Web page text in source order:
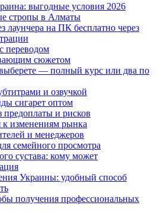
выгодные условия 2026
стропы в Алматы
лаунчера на ПК бесплатно через
переводом
сюжетом
— полный курс или два по
и озвучкой
сигарет оптом
предоплаты и рисков
к изменениям рынка
и менеджеров
семейного просмотра
сустава: кому может
Украины: удобный способ
получения профессиональных